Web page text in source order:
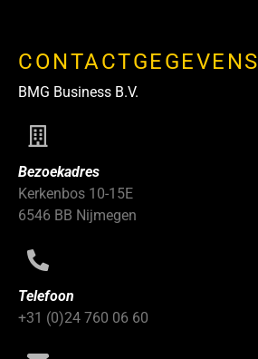
CONTACTGEGEVENS
BMG Business B.V.
Bezoekadres
Kerkenbos 10-15E
6546 BB Nijmegen
Telefoon
+31 (0)24 760 06 60